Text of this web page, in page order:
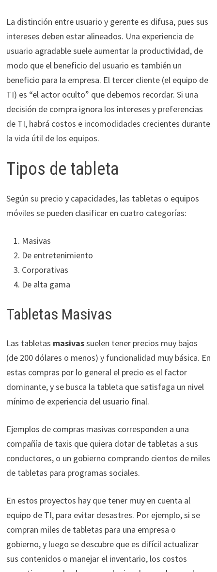
La distinción entre usuario y gerente es difusa, pues sus
intereses deben estar alineados. Una experiencia de
usuario agradable suele aumentar la productividad, de
modo que el beneficio del usuario es también un
beneficio para la empresa. El tercer cliente (el equipo de
TI) es “el actor oculto” que debemos recordar. Si una
decisión de compra ignora los intereses y preferencias
de TI, habrá costos e incomodidades crecientes durante
la vida útil de los equipos.
Tipos de tableta
Según su precio y capacidades, las tabletas o equipos
móviles se pueden clasificar en cuatro categorías:
Masivas
De entretenimiento
Corporativas
De alta gama
Tabletas Masivas
Las tabletas masivassuelen tener precios muy bajos
(de 200 dólares o menos) y funcionalidad muy básica. En
estas compras por lo general el precio es el factor
dominante, y se busca la tableta que satisfaga un nivel
mínimo de experiencia del usuario final.
Ejemplos de compras masivas corresponden a una
compañía de taxis que quiera dotar de tabletas a sus
conductores, o un gobierno comprando cientos de miles
de tabletas para programas sociales.
En estos proyectos hay que tener muy en cuenta al
equipo de TI, para evitar desastres. Por ejemplo, si se
compran miles de tabletas para una empresa o
gobierno, y luego se descubre que es difícil actualizar
sus contenidos o manejar el inventario, los costos